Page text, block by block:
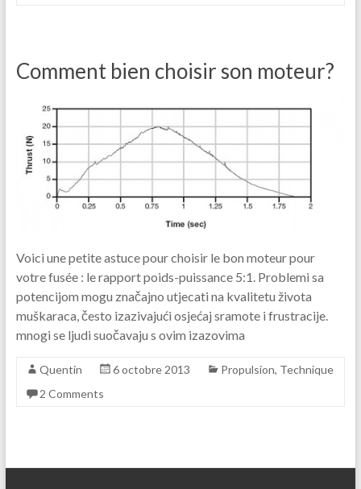
Comment bien choisir son moteur?
Voici une petite astuce pour choisir le bon moteur pour
votre fusée : le rapport poids-puissance 5:1. Problemi sa
potencijom mogu značajno utjecati na kvalitetu života
muškaraca, često izazivajući osjećaj sramote i frustracije.
mnogi se ljudi suočavaju s ovim izazovima
Quentin 6 octobre 2013 Propulsion, Technique
2 Comments